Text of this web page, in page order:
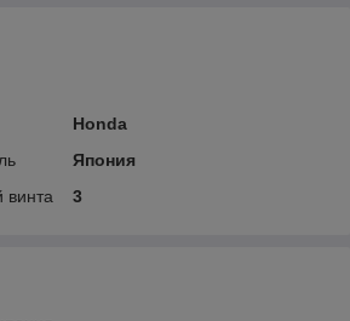
Honda
Япония
винта
3